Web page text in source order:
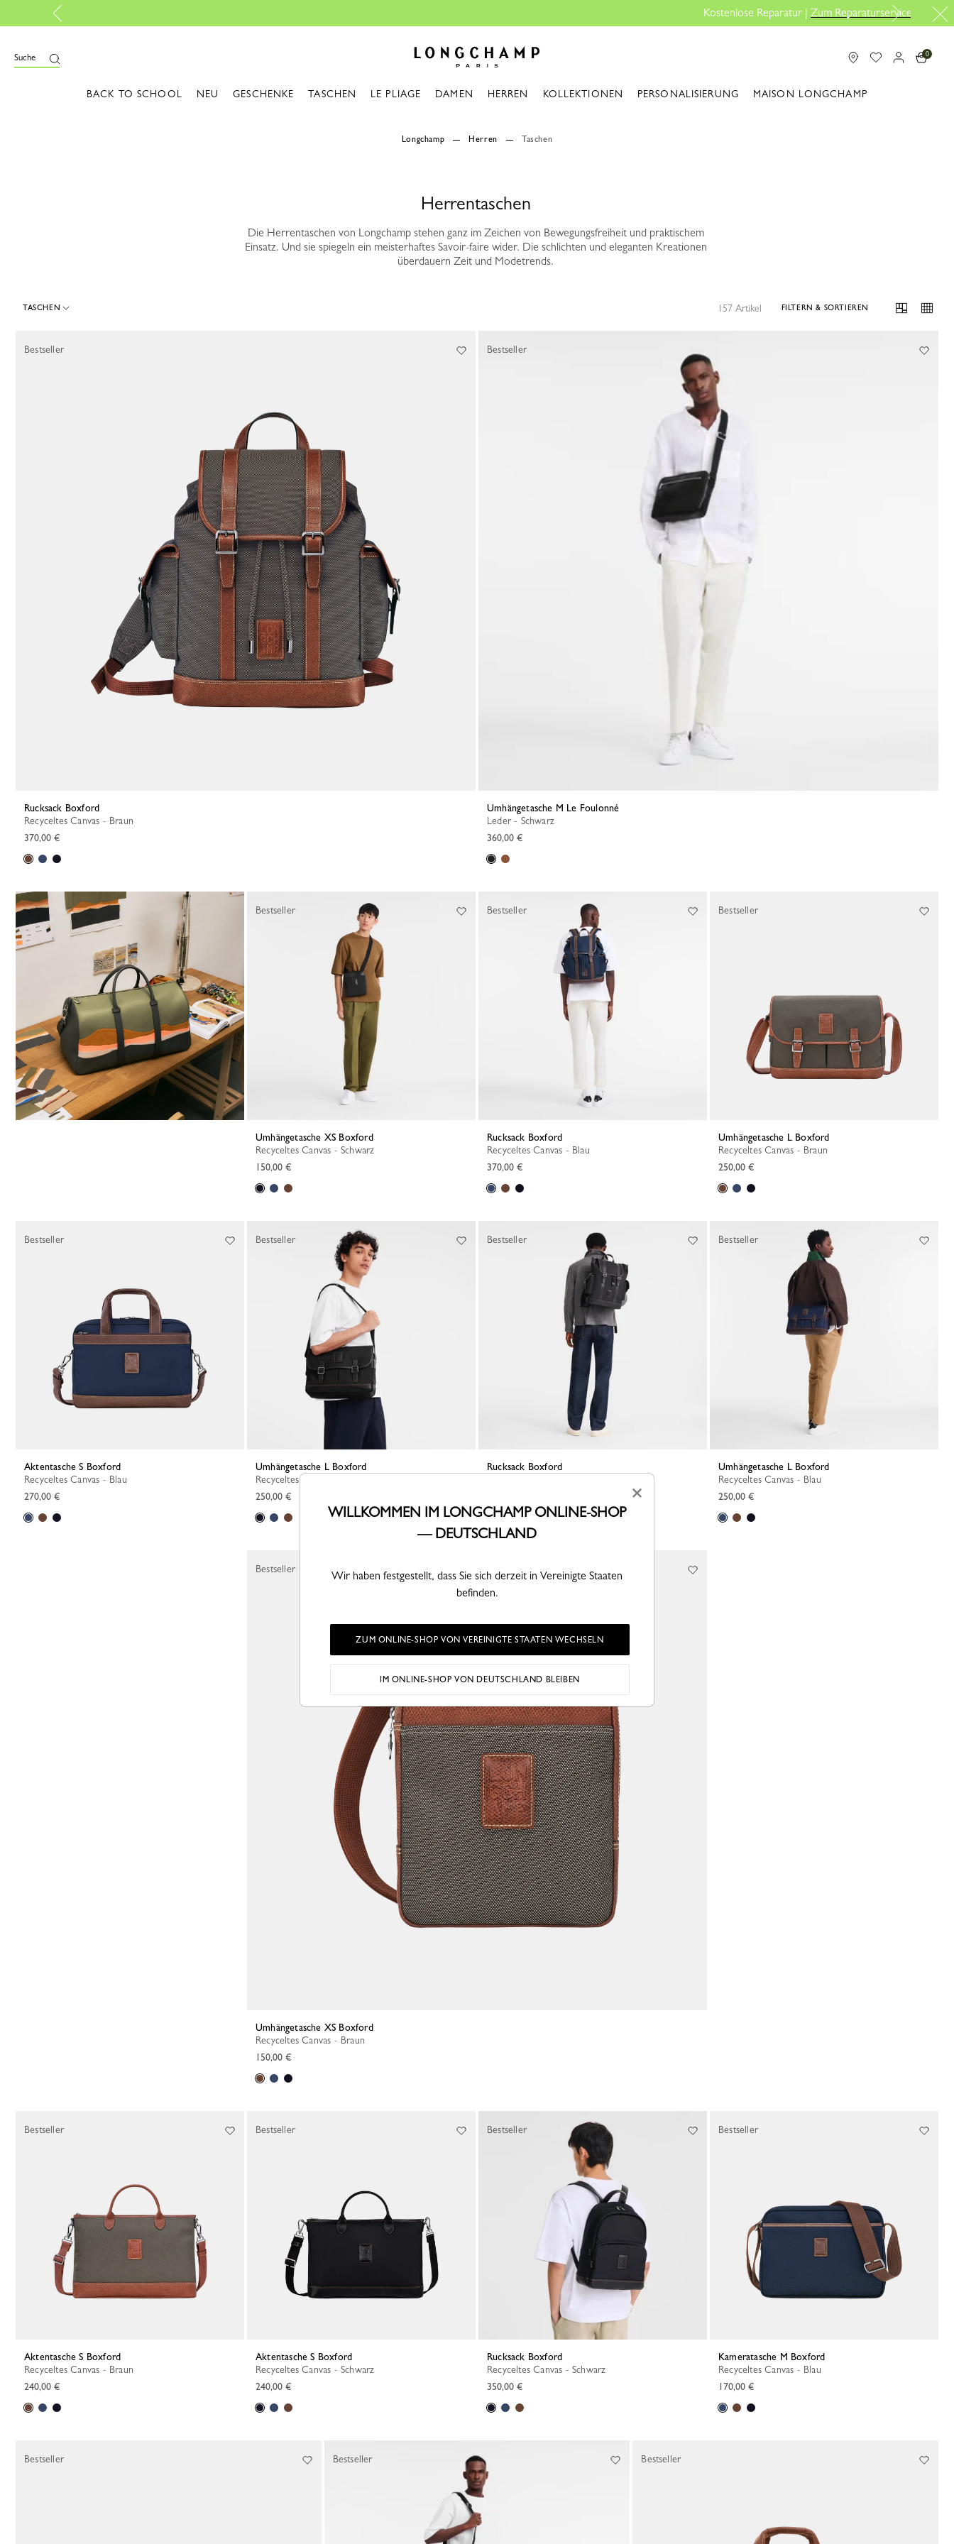
Suche 0
BACK TO SCHOOL NEU GESCHENKE TASCHEN LE PLIAGE DAMEN HERREN KOLLEKTIONEN PERSONALISIERUNG MAISON LONGCHAMP
Longchamp Herren Taschen
Herren­taschen
Die Herrentaschen von Longchamp stehen ganz im Zeichen von Bewegungsfreiheit und praktischem
Einsatz. Und sie spiegeln ein meisterhaftes Savoir-faire wider. Die schlichten und eleganten Kreationen
überdauern Zeit und Modetrends.
TASCHEN 157 Artikel FILTERN & SORTIEREN
Rucksack Boxford
Recyceltes Canvas - Braun
370,00 €
Bestseller
Umhängetasche M Le Foulonné
Leder - Schwarz
360,00 €
Bestseller
Umhängetasche XS Boxford
Recyceltes Canvas - Schwarz
150,00 €
Bestseller
Rucksack Boxford
Recyceltes Canvas - Blau
370,00 €
Bestseller
Umhängetasche L Boxford
Recyceltes Canvas - Braun
250,00 €
Bestseller
Aktentasche S Boxford
Recyceltes Canvas - Blau
270,00 €
Bestseller
Umhängetasche L Boxford
Recyceltes Canvas - Schwarz
250,00 €
Bestseller
Rucksack Boxford
Bestseller
Umhängetasche L Boxford
Recyceltes Canvas - Blau
250,00 €
Bestseller
Umhängetasche XS Boxford
Recyceltes Canvas - Braun
150,00 €
Bestseller
Aktentasche S Boxford
Recyceltes Canvas - Braun
240,00 €
Bestseller
Aktentasche S Boxford
Recyceltes Canvas - Schwarz
240,00 €
Bestseller
Rucksack Boxford
Recyceltes Canvas - Schwarz
350,00 €
Bestseller
Kameratasche M Boxford
Recyceltes Canvas - Blau
170,00 €
Bestseller
Bestseller Bestseller Bestseller
×
WILLKOMMEN IM LONGCHAMP ONLINE-SHOP
— DEUTSCHLAND
Wir haben festgestellt, dass Sie sich derzeit in Vereinigte Staaten
befinden.
ZUM ONLINE-SHOP VON VEREINIGTE STAATEN WECHSELN
IM ONLINE-SHOP VON DEUTSCHLAND BLEIBEN